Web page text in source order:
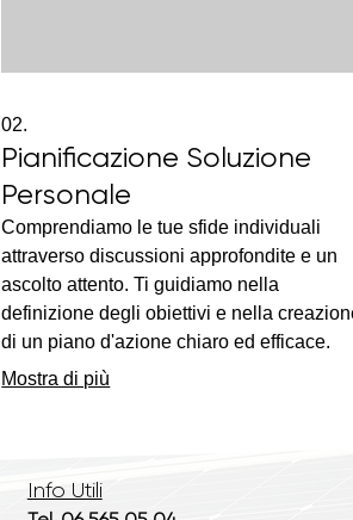
02.
Pianificazione Soluzione
Personale
Comprendiamo le tue sfide individuali
attraverso discussioni approfondite e un
ascolto attento. Ti guidiamo nella
definizione degli obiettivi e nella
di un piano d'azione chiaro ed efficace.
Questo servizio è progettato per allineare
Mostra di più
Info Utili